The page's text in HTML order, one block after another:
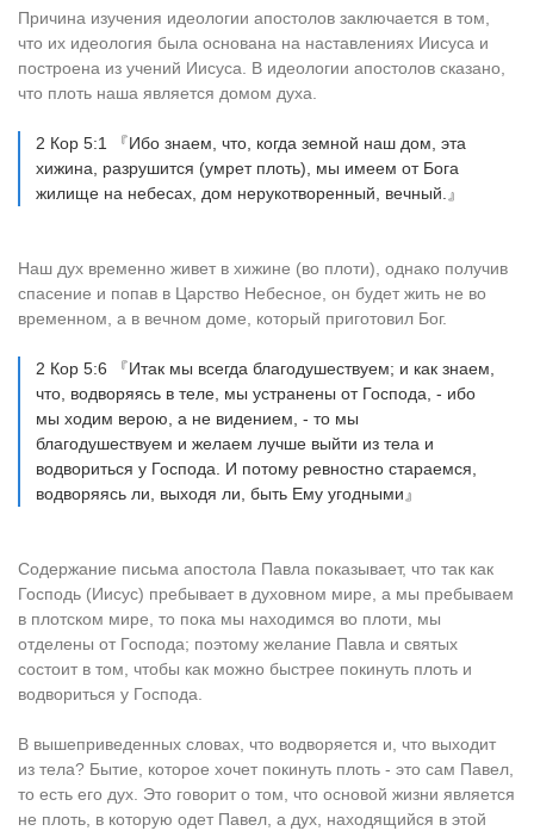
Причина изучения идеологии апостолов заключается в том,
что их идеология была основана на наставлениях Иисуса и
построена из учений Иисуса. В идеологии апостолов сказано,
что плоть наша является домом духа.
2 Кор 5:1 『Ибо знаем, что, когда земной наш дом, эта
хижина, разрушится (умрет плоть), мы имеем от Бога
жилище на небесах, дом нерукотворенный, вечный.』
Наш дух временно живет в хижине (во плоти), однако получив
спасение и попав в Царство Небесное, он будет жить не во
временном, а в вечном доме, который приготовил Бог.
2 Кор 5:6 『Итак мы всегда благодушествуем; и как знаем,
что, водворяясь в теле, мы устранены от Господа, - ибо
мы ходим верою, а не видением, - то мы
благодушествуем и желаем лучше выйти из тела и
водвориться у Господа. И потому ревностно стараемся,
водворяясь ли, выходя ли, быть Ему угодными』
Содержание письма апостола Павла показывает, что так как
Господь (Иисус) пребывает в духовном мире, а мы пребываем
в плотском мире, то пока мы находимся во плоти, мы
отделены от Господа; поэтому желание Павла и святых
состоит в том, чтобы как можно быстрее покинуть плоть и
водвориться у Господа.
В вышеприведенных словах, что водворяется и, что выходит
из тела? Бытие, которое хочет покинуть плоть - это сам Павел,
то есть его дух. Это говорит о том, что основой жизни является
не плоть, в которую одет Павел, а дух, находящийся в этой